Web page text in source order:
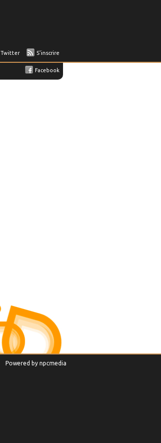
S'inscrire
Twitter
Facebook
Powered by npcmedia